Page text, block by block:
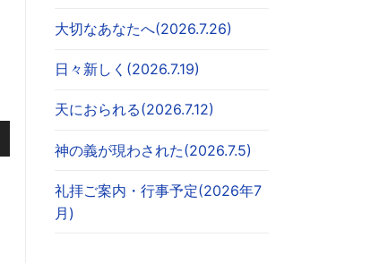
大切なあなたへ(2026.7.26)
日々新しく(2026.7.19)
天におられる(2026.7.12)
神の義が現わされた(2026.7.5)
礼拝ご案内・行事予定(2026年7
月)